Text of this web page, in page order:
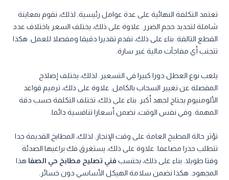
تعتمد التكلفة النهائية على عدة عوامل رئيسية. لذلك، نقوم بمعاينة
شاملة لتحديد حجم الضرر. علاوة على ذلك، يختلف السعر باختلاف عدد
القطع التالفة. بناء على ذلك، نقدم تقديرا دقيقا ومفصلا للعمل. هكذا
تتجنب أي مفاجآت مالية غير سارة.
يلعب نوع العطل دورا كبيرا في التسعير. لذلك، يختلف إصلاح
المفصلة عن تغيير السحاب بالكامل. علاوة على ذلك، ترميم قواعد
الألومنيوم يحتاج لجهد أكبر. بناء على ذلك، تختلف التكلفة حسب دقة
المهمة. وفي نفس الوقت، نضمن أسعارا تنافسية دائما.
تؤثر حالة المطبخ العامة على وقت الإنجاز. لذلك، المطابخ القديمة جدا
تتطلب حذرا مضاعفا. علاوة على ذلك، يستغرق فك براغيها الصدئة
وقتا طويلا. بناء على ذلك، يحتسب فني تصليح مطابخ حي الصفا هذا
المجهود. هكذا نضمن سلامة الهيكل الأساسي دون خسائر.